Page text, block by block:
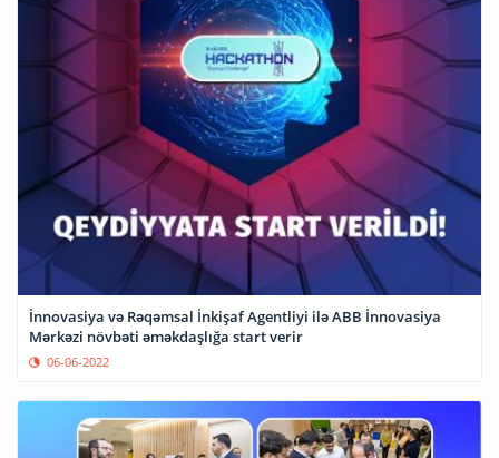
İnnovasiya və Rəqəmsal İnkişaf Agentliyi ilə ABB İnnovasiya
Mərkəzi növbəti əməkdaşlığa start verir
06-06-2022